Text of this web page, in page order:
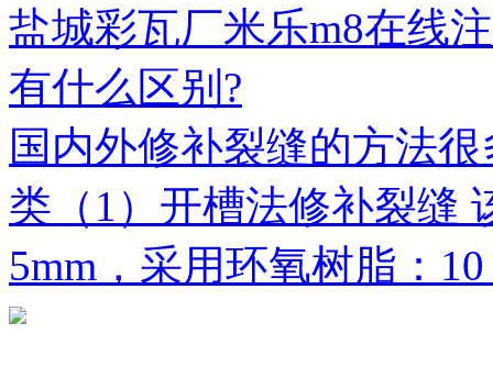
盐城彩瓦厂米乐m8在线
有什么区别?
国内外修补裂缝的方法
类（1）开槽法修补裂缝
5mm，采用环氧树脂：